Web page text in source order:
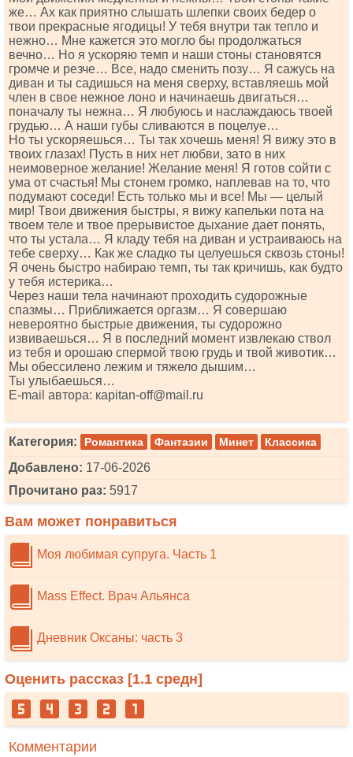
же… Ах как приятно слышать шлепки своих бедер о
твои прекрасные ягодицы! У тебя внутри так тепло и
нежно… Мне кажется это могло бы продолжаться
вечно… Но я ускоряю темп и наши стоны становятся
громче и резче… Все, надо сменить позу… Я сажусь на
диван и ты садишься на меня сверху, вставляешь мой
член в свое нежное лоно и начинаешь двигаться…
поначалу ты нежна… Я любуюсь и наслаждаюсь твоей
грудью… А наши губы сливаются в поцелуе…
Но ты ускоряешься… Ты так хочешь меня! Я вижу это в
твоих глазах! Пусть в них нет любви, зато в них
неимоверное желание! Желание меня! Я готов сойти с
ума от счастья! Мы стонем громко, наплевав на то, что
подумают соседи! Есть только мы и все! Мы — целый
мир! Твои движения быстры, я вижу капельки пота на
твоем теле и твое прерывистое дыхание дает понять,
что ты устала… Я кладу тебя на диван и устраиваюсь на
тебе сверху… Как же сладко ты целуешься сквозь стоны!
Я очень быстро набираю темп, ты так кричишь, как будто
у тебя истерика…
Через наши тела начинают проходить судорожные
спазмы… Приближается оргазм… Я совершаю
невероятно быстрые движения, ты судорожно
извиваешься… Я в последний момент извлекаю ствол
из тебя и орошаю спермой твою грудь и твой животик…
Мы обессилено лежим и тяжело дышим…
Ты улыбаешься…
Е-mаil автора: карitаn-оff@mаil.ru
Категория: Романтика Фантазии Минет Классика
Добавлено: 17-06-2026
Прочитано раз: 5917
Вам может понравиться
Моя любимая супруга. Часть 1
Mass Effect. Врач Альянса
Дневник Оксаны: часть 3
Оценить рассказ [1.1 средн]
Комментарии